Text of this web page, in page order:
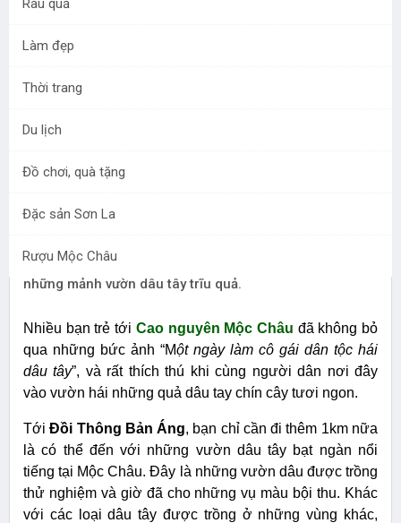
Rau quả
Làm đẹp
Thời trang
Du lịch
Đồ chơi, quà tặng
Đặc sản Sơn La
Rượu Mộc Châu
đó là dâu tây Mộc Châu. Dâu tây ăn ngon, bổ lại có hình
mùa để lên Mộc Châu du ngoại cảnh đẹp và khám phá
những mảnh vườn dâu tây trĩu quả.
Nhiều bạn trẻ tới Cao nguyên Mộc Châu đã không bỏ
qua những bức ảnh “Một ngày làm cô gái dân tộc hái
dâu tây”, và rất thích thú khi cùng người dân nơi đây
vào vườn hái những quả dâu tay chín cây tươi ngon.
Tới Đồi Thông Bản Áng, bạn chỉ cần đi thêm 1km nữa
là có thể đến với những vườn dâu tây bạt ngàn nổi
tiếng tại Mộc Châu. Đây là những vườn dâu được trồng
thử nghiệm và giờ đã cho những vụ màu bội thu. Khác
với các loại dâu tây được trồng ở những vùng khác,